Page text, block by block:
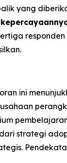
yang
ini
strategi